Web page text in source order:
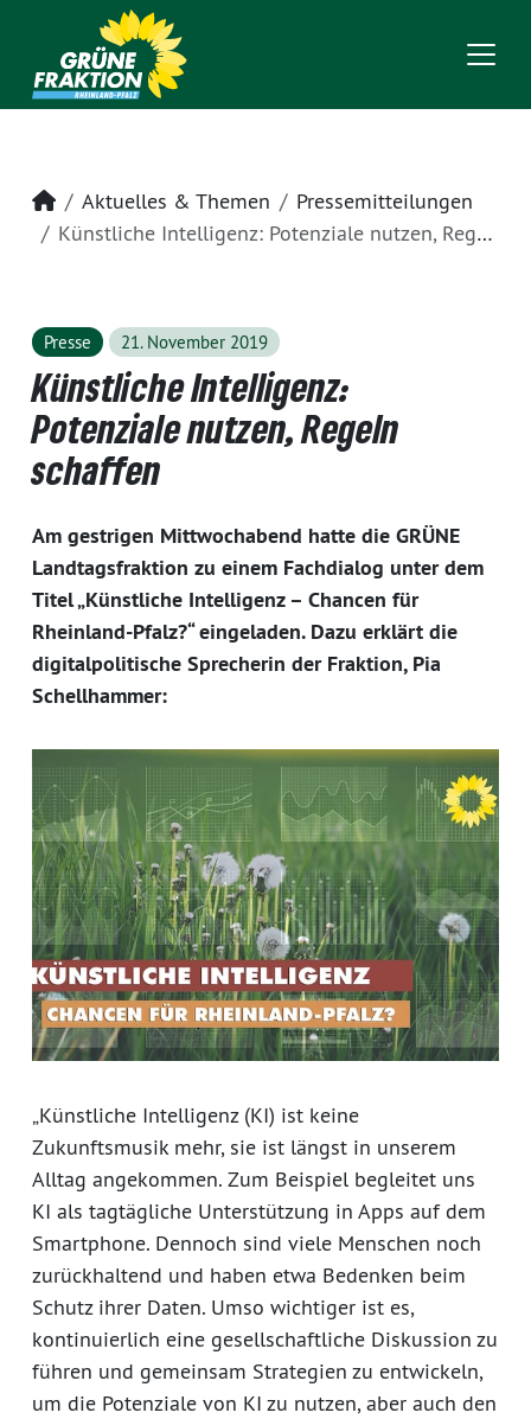
Startseite
Aktuelles & Themen
Pressemitteilungen
Künstliche Intelligenz: Potenziale nutzen, Regeln schaffen
Presse 21. November 2019
Künstliche Intelligenz:
Potenziale nutzen, Regeln
schaffen
Am gestrigen Mittwochabend hatte die GRÜNE
Landtagsfraktion zu einem Fachdialog unter dem
Titel „Künstliche Intelligenz – Chancen für
Rheinland-Pfalz?“ eingeladen. Dazu erklärt die
digitalpolitische Sprecherin der Fraktion, Pia
Schellhammer:
„Künstliche Intelligenz (KI) ist keine
Zukunftsmusik mehr, sie ist längst in unserem
Alltag angekommen. Zum Beispiel begleitet uns
KI als tagtägliche Unterstützung in Apps auf dem
Smartphone. Dennoch sind viele Menschen noch
zurückhaltend und haben etwa Bedenken beim
Schutz ihrer Daten. Umso wichtiger ist es,
kontinuierlich eine gesellschaftliche Diskussion zu
führen und gemeinsam Strategien zu entwickeln,
um die Potenziale von KI zu nutzen, aber auch den